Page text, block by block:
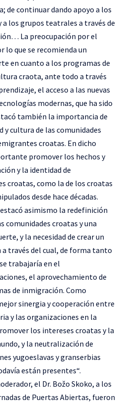
de continuar dando apoyo a los
los grupos teatrales a través de
La preocupación por el
lo que se recomienda un
en cuanto a los programas de
craota, ante todo a través
el acceso a las nuevas
modernas, que ha sido
también la importancia de
cultura de las comunidades
croatas. En dicho
promover los hechos y
y la identidad de
croatas, como la de los croatas
desde hace décadas.
asimismo la redefinición
comunidades croatas y una
y la necesidad de crear un
través del cual, de forma tanto
trabajaría en el
el aprovechamiento de
de inmigración. Como
sinergia y cooperación entre
y las organizaciones en la
los intereses croatas y la
y la neutralización de
yugoeslavas y granserbias
están presentes“.
el Dr. Božo Skoko, a los
de Puertas Abiertas, fueron